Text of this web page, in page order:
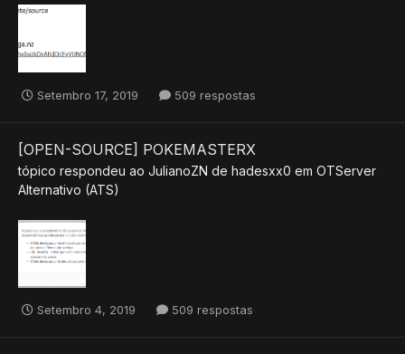
Setembro 17, 2019 509 respostas
[OPEN-SOURCE] POKEMASTERX
tópico respondeu ao JulianoZN de hadesxx0 em OTServer
Alternativo (ATS)
Setembro 4, 2019 509 respostas